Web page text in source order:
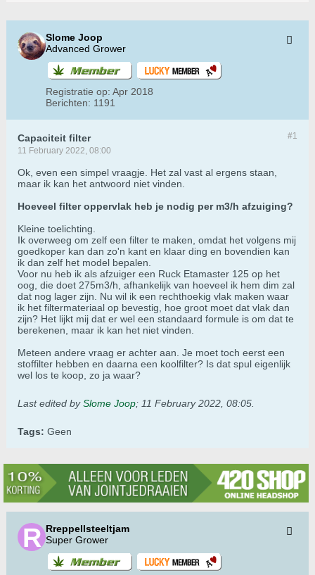
Slome Joop
Advanced Grower
Registratie op: Apr 2018
Berichten: 1191
#1
Capaciteit filter
11 February 2022, 08:00
Ok, even een simpel vraagje. Het zal vast al ergens staan,
maar ik kan het antwoord niet vinden.
Hoeveel filter oppervlak heb je nodig per m3/h afzuiging?
Kleine toelichting.
Ik overweeg om zelf een filter te maken, omdat het volgens mij
goedkoper kan dan zo'n kant en klaar ding en bovendien kan
ik dan zelf het model bepalen.
Voor nu heb ik als afzuiger een Ruck Etamaster 125 op het
oog, die doet 275m3/h, afhankelijk van hoeveel ik hem dim zal
dat nog lager zijn. Nu wil ik een rechthoekig vlak maken waar
ik het filtermateriaal op bevestig, hoe groot moet dat vlak dan
zijn? Het lijkt mij dat er wel een standaard formule is om dat te
berekenen, maar ik kan het niet vinden.
Meteen andere vraag er achter aan. Je moet toch eerst een
stoffilter hebben en daarna een koolfilter? Is dat spul eigenlijk
wel los te koop, zo ja waar?
Last edited bySlome Joop; 11 February 2022, 08:05
Tags: Geen
Rreppellsteeltjam
Super Grower